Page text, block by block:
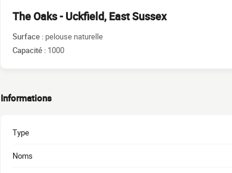
The Oaks - Uckfield, East Sussex
Surface : pelouse naturelle
Capacité : 1000
Informations
Type
Noms